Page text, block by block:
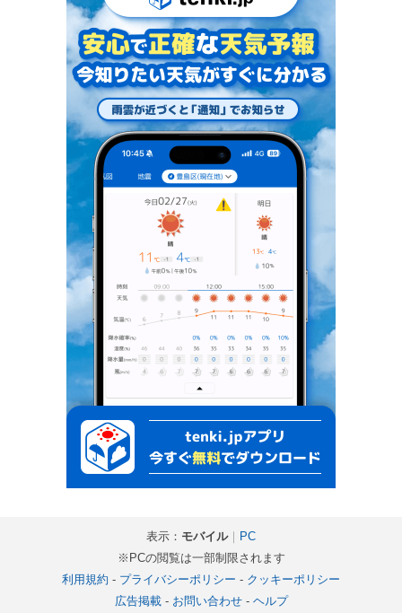
表示： モバイル｜ PC
※PCの閲覧は一部制限されます
利用規約 - プライバシーポリシー - クッキーポリシー
広告掲載- お問い合わせ- ヘルプ